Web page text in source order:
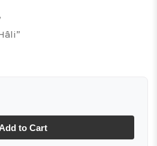
to Cart